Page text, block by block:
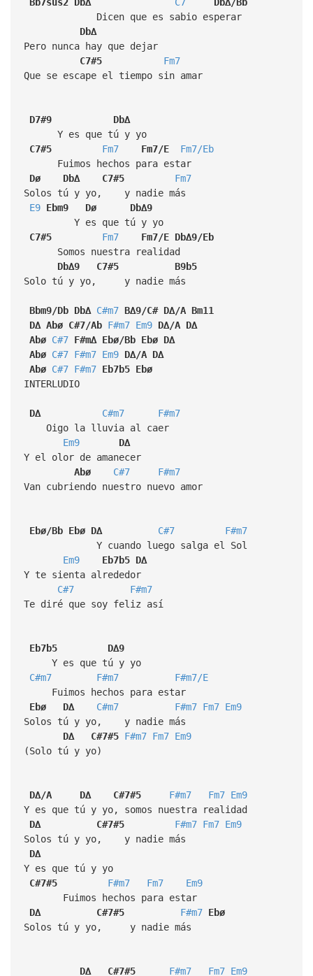
Dicen que es sabio esperar
Db∆
Pero nunca hay que dejar
C7#5
Fm7
Que se escape el tiempo sin amar
D7#9
Db∆
Y es que tú y yo
C7#5
Fm7 Fm7/E
Fm7/Eb
Fuimos hechos para estar
Dø
Db∆ C7#5
Fm7
Solos tú y yo, y nadie más
E9 Ebm9 Dø
Db∆9
Y es que tú y yo
C7#5
Fm7 Fm7/E Db∆9/Eb
Somos nuestra realidad
Db∆9
C7#5
B9b5
Solo tú y yo, y nadie más
Bbm9/Db Db∆ C#m7 B∆9/C# D∆/A Bm11
D∆ Abø C#7/Ab F#m7 Em9 D∆/A D∆
Abø C#7 F#m∆ Ebø/Bb Ebø D∆
Abø C#7 F#m7 Em9 D∆/A D∆
Abø C#7 F#m7 Eb7b5 Ebø
INTERLUDIO
D∆ C#m7
F#m7
Oigo la lluvia al caer
Em9
D∆
Y el olor de amanecer
Abø
C#7
F#m7
Van cubriendo nuestro nuevo amor
Ebø/Bb Ebø D∆ C#7
F#m7
Y cuando luego salga el Sol
Em9
Eb7b5 D∆
Y te sienta alrededor
C#7
F#m7
Te diré que soy feliz así
Eb7b5
D∆9
Y es que tú y yo
C#m7
F#m7
F#m7/E
Fuimos hechos para estar
Ebø
D∆ C#m7 F#m7 Fm7 Em9
Solos tú y yo, y nadie más
D∆
C#7#5 F#m7 Fm7 Em9
(Solo tú y yo)
D∆/A D∆ C#7#5 F#m7 Fm7 Em9
Y es que tú y yo, somos nuestra realidad
D∆
C#7#5 F#m7 Fm7 Em9
Solos tú y yo, y nadie más
D∆
Y es que tú y yo
C#7#5
F#m7 Fm7
Em9
Fuimos hechos para estar
D∆
C#7#5 F#m7 Ebø
Solos tú y yo, y nadie más
D∆ C#7#5 F#m7 Fm7 Em9